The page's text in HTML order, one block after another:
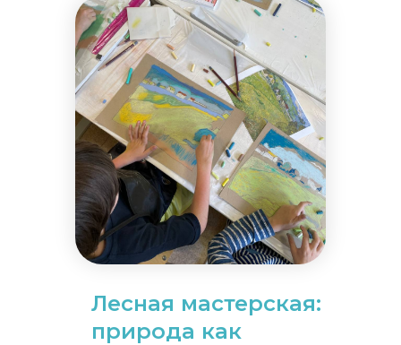
Лесная мастерская:
природа как